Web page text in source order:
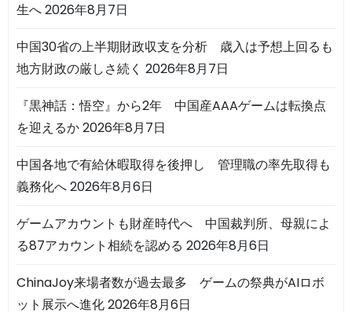
生へ2026年8月7日
中国30省の上半期財政収支を分析 歳入は予想上回るも
地方財政の厳しさ続く 2026年8月7日
『黒神話：悟空』から2年 中国産AAAゲームは転換点
を迎えるか2026年8月7日
中国各地で有給休暇取得を後押し 管理職の率先取得も
義務化へ2026年8月6日
ゲームアカウントも財産時代へ 中国裁判所、母親によ
る87アカウント相続を認める 2026年8月6日
ChinaJoy来場者数が過去最多 ゲームの祭典がAIロボ
ット展示へ進化2026年8月6日